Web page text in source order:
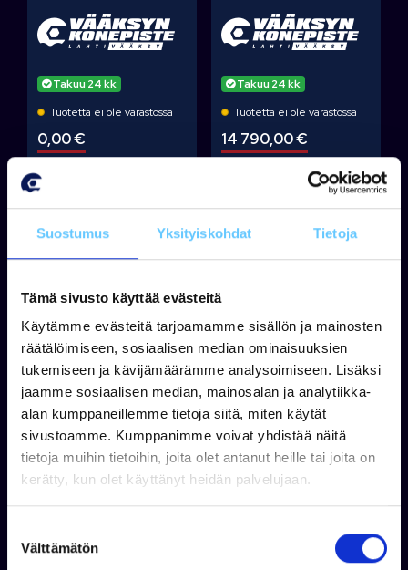
Suostumus Yksityiskohdat Tietoja
Tämä sivusto käyttää evästeitä
Käytämme evästeitä tarjoamamme sisällön ja mainosten
räätälöimiseen, sosiaalisen median ominaisuuksien
tukemiseen ja kävijämäärämme analysoimiseen. Lisäksi
jaamme sosiaalisen median, mainosalan ja analytiikka-
alan kumppaneillemme tietoja siitä, miten käytät
sivustoamme. Kumppanimme voivat yhdistää näitä
tietoja muihin tietoihin, joita olet antanut heille tai joita on
kerätty, kun olet käyttänyt heidän palvelujaan.
Välttämätön
Takuu 24 kk
Tuotetta ei ole varastossa
0,00 €
Takuu 24 kk
Tuotetta ei ole varastossa
14 790,00 €
Tarjouspyyntö
Kysy lisää